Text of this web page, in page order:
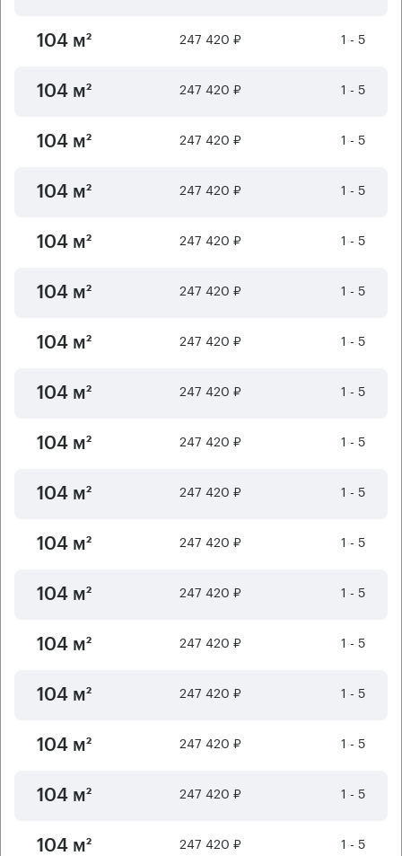
104 м² 247 420 ₽ 1 - 5
104 м² 247 420 ₽ 1 - 5
104 м² 247 420 ₽ 1 - 5
104 м² 247 420 ₽ 1 - 5
104 м² 247 420 ₽ 1 - 5
104 м² 247 420 ₽ 1 - 5
104 м² 247 420 ₽ 1 - 5
104 м² 247 420 ₽ 1 - 5
104 м² 247 420 ₽ 1 - 5
104 м² 247 420 ₽ 1 - 5
104 м² 247 420 ₽ 1 - 5
104 м² 247 420 ₽ 1 - 5
104 м² 247 420 ₽ 1 - 5
104 м² 247 420 ₽ 1 - 5
104 м² 247 420 ₽ 1 - 5
104 м² 247 420 ₽ 1 - 5
104 м² 247 420 ₽ 1 - 5